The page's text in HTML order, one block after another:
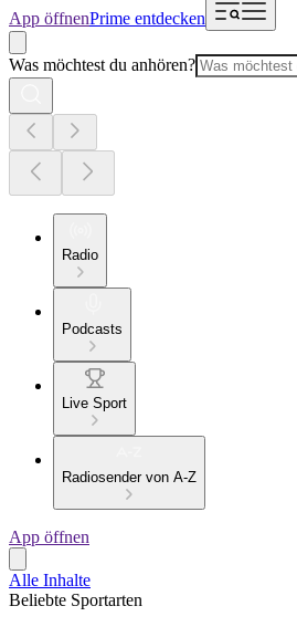
App öffnenPrime entdecken
Was möchtest du anhören?
Radio
Podcasts
Live Sport
Radiosender von A-Z
App öffnen
Alle Inhalte
Beliebte Sportarten